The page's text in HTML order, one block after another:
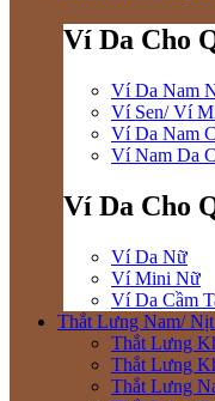
Ví Da Cho
Ví Da Nam
Ví Sen/ Ví
Ví Da Nam
Ví Nam Da
Ví Da Cho
Ví Da Nữ
Ví Mini Nữ
Ví Da Cầm
Thắt Lưng Nam/
Thắt Lưng
Thắt Lưng
Thắt Lưng